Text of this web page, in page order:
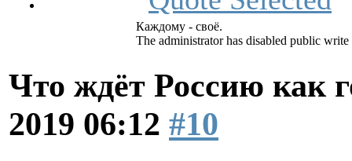
Каждому - своё.
The administrator has disabled public write
Что ждёт Россию как
2019 06:12 #10